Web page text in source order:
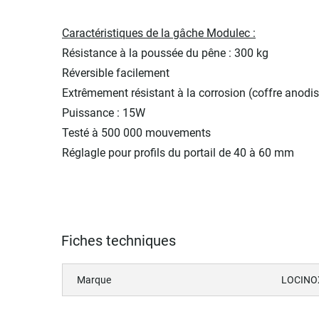
Caractéristiques de la gâche Modulec :
Résistance à la poussée du pêne : 300 kg
Réversible facilement
Extrêmement résistant à la corrosion (coffre
Puissance : 15W
Testé à 500 000 mouvements
Réglagle pour profils du portail de 40 à 60 mm
Fiches techniques
Marque